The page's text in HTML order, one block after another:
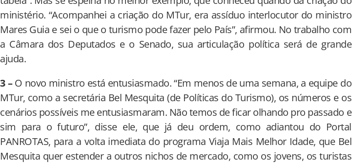
ministério. “Acompanhei a criação do MTur, era assíduo interlocutor do ministro
Mares Guia e sei o que o turismo pode fazer pelo País”, afirmou. No trabalho com
a Câmara dos Deputados e o Senado, sua articulação política será de grande
ajuda.
3 –O novo ministro está entusiasmado. “Em menos de uma semana, a equipe do
MTur, como a secretária Bel Mesquita (de Políticas do Turismo), os números e os
cenários possíveis me entusiasmaram. Não temos de ficar olhando pro passado e
sim para o futuro”, disse ele, que já deu ordem, como adiantou do Portal
PANROTAS, para a volta imediata do programa Viaja Mais Melhor Idade, que Bel
Mesquita quer estender a outros nichos de mercado, como os jovens, os turistas